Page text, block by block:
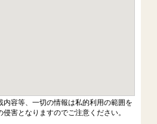
内容等、一切の情報は私的利用の範囲を
害となりますのでご注意ください。